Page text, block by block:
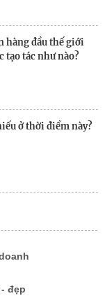
hàng đầu thế giới
tạo tác như nào?
ở thời điểm này?
đẹp